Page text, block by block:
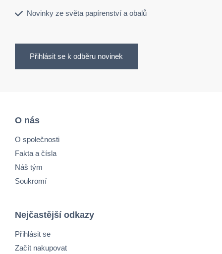
Novinky ze světa papírenství a obalů
Přihlásit se k odběru novinek
O nás
O společnosti
Fakta a čísla
Náš tým
Soukromí
Nejčastější odkazy
Přihlásit se
Začít nakupovat